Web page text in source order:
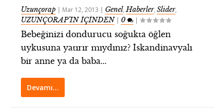
Uzunçorap | Mar 12, 2013 | Genel,Haberler,Slider,
UZUNÇORAP’IN İÇİNDEN| 0 |
Bebeğinizi dondurucu soğukta öğlen
uykusuna yatırır mıydınız? İskandinavyalı
bir anne ya da baba...
Devamı…